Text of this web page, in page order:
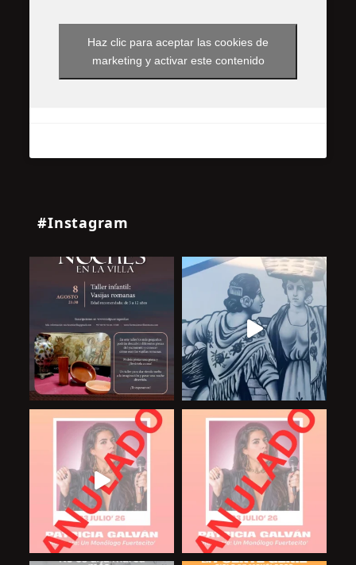
Haz clic para aceptar las cookies de
marketing y activar este contenido
#Instagram